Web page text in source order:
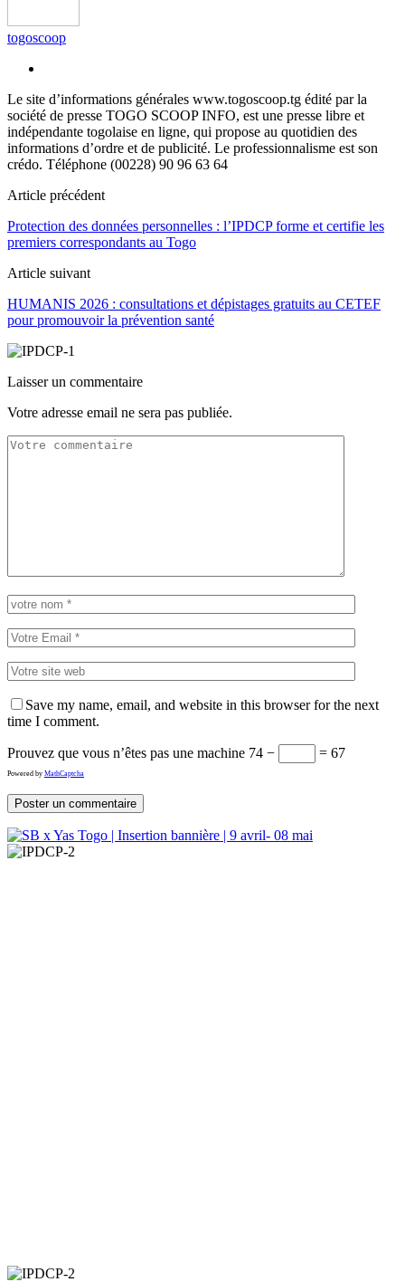
togoscoop
Le site d’informations générales www.togoscoop.tg édité par la
société de presse TOGO SCOOP INFO, est une presse libre et
indépendante togolaise en ligne, qui propose au quotidien des
informations d’ordre et de publicité. Le professionnalisme est son
crédo. Téléphone (00228) 90 96 63 64
Article précédent
Protection des données personnelles : l’IPDCP forme et certifie les
premiers correspondants au Togo
Article suivant
HUMANIS 2026 : consultations et dépistages gratuits au CETEF
pour promouvoir la prévention santé
Laisser un commentaire
Votre adresse email ne sera pas publiée.
Save my name, email, and website in this browser for the next
time I comment.
Prouvez que vous n’êtes pas une machine 74 − = 67
Powered by MathCaptcha